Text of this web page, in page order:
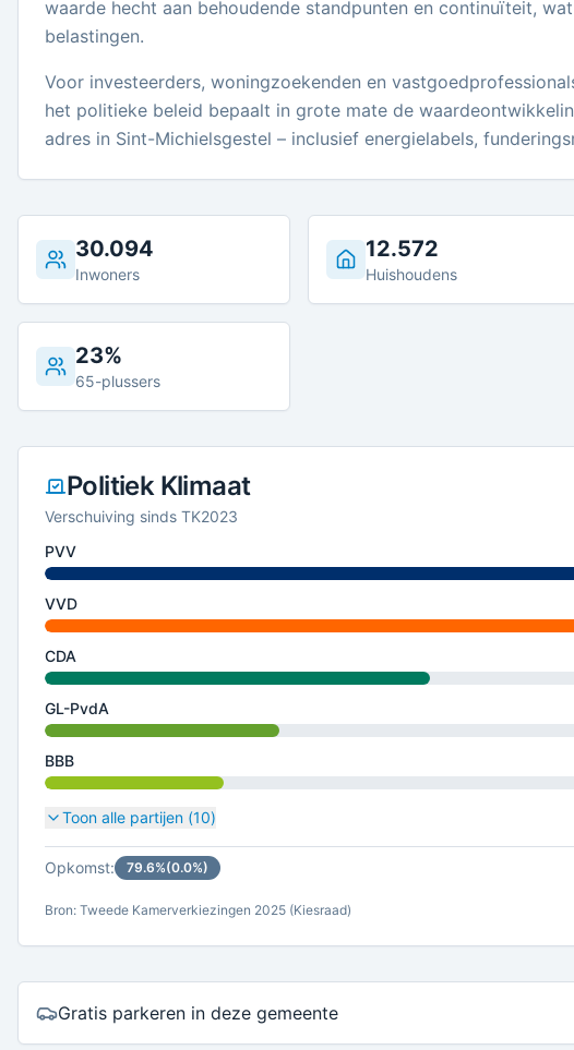
waarde hecht aan behoudende standpunten en continuïteit,
belastingen.
Voor investeerders, woningzoekenden en
het politieke beleid bepaalt in grote mate de
adres in Sint-Michielsgestel – inclusief energielabels,
30.094
Inwoners
12.572
Huishoudens
23%
65-plussers
Politiek Klimaat
Verschuiving sinds TK2023
PVV
VVD
CDA
GL-PvdA
BBB
Toon alle partijen (10)
Opkomst: 79.6%(0.0%)
Bron: Tweede Kamerverkiezingen 2025 (Kiesraad)
Gratis parkeren in deze gemeente